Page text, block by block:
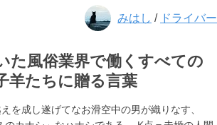
みはし / ドライバー
た風俗業界で働くすべての
羊たちに贈る言葉
を成し遂げてなお滑空中の男が織りなす、